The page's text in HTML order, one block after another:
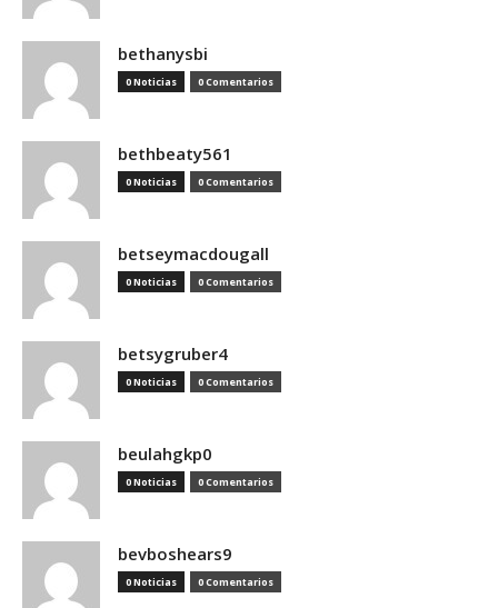
bethanysbi
0 Noticias 0 Comentarios
bethbeaty561
0 Noticias 0 Comentarios
betseymacdougall
0 Noticias 0 Comentarios
betsygruber4
0 Noticias 0 Comentarios
beulahgkp0
0 Noticias 0 Comentarios
bevboshears9
0 Noticias 0 Comentarios